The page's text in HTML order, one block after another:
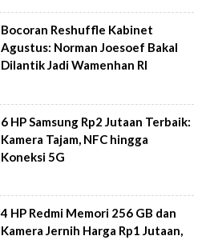
Bocoran Reshuffle Kabinet
Agustus: Norman Joesoef Bakal
Dilantik Jadi Wamenhan RI
6 HP Samsung Rp2 Jutaan Terbaik:
Kamera Tajam, NFC hingga
Koneksi 5G
4 HP Redmi Memori 256 GB dan
Kamera Jernih Harga Rp1 Jutaan,